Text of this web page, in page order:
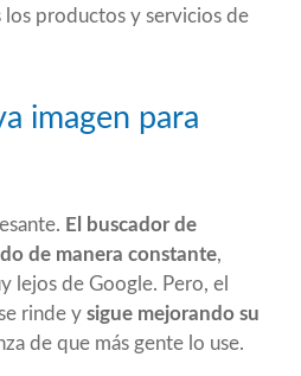
los productos y servicios de
imagen para
El buscador de
de manera constante,
lejos de Google. Pero, el
rinde y sigue mejorando su
de que más gente lo use.